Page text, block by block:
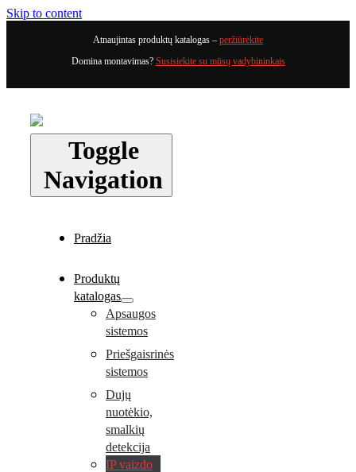
Skip to content
Atnaujintas produktų katalogas – peržiūrėkite
Domina montavimas? Susisiekite su mūsų vadybininkais
Toggle
Navigation
Pradžia
Produktų
katalogas
Apsaugos
sistemos
Priešgaisrinės
sistemos
Dujų
nuotėkio,
smalkių
detekcija
IP vaizdo